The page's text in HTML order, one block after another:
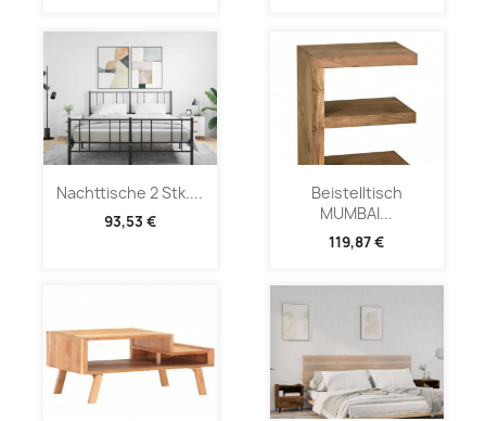
Nachttische 2 Stk....
93,53 €
Beistelltisch
MUMBAI...
119,87 €